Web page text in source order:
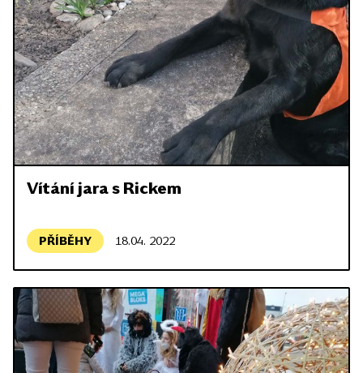
Vítání jara s Rickem
PŘÍBĚHY 18.04. 2022